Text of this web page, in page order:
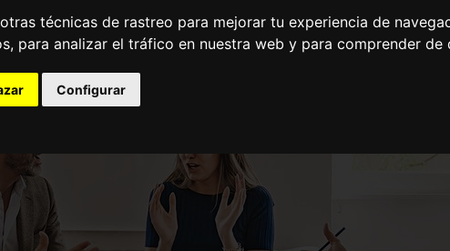
técnicas de rastreo para mejorar tu experiencia de
para analizar el tráfico en nuestra web y para comprender
Configurar
Permanente en Mediación Familiar y Social: Estrategias en la